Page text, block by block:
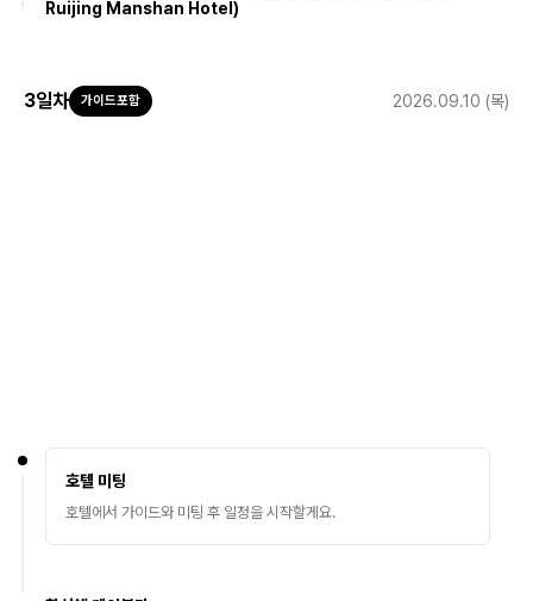
Ruijing Manshan Hotel)
3일차 가이드포함 2026.09.10 (목)
호텔 미팅
호텔에서 가이드와 미팅 후 일정을 시작할게요.